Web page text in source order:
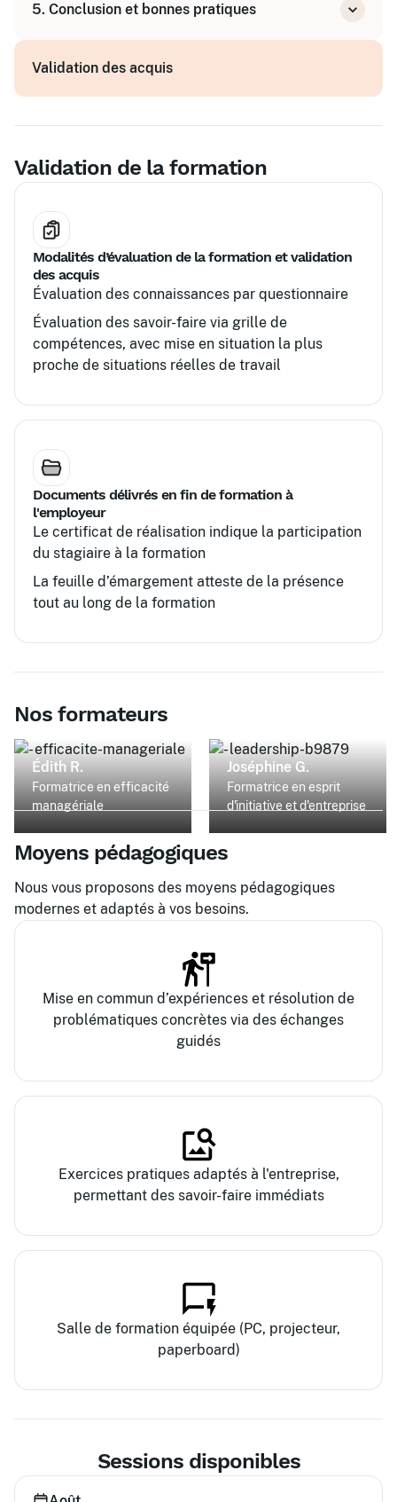
Échanges et retours d'expérience
5. Conclusion et bonnes pratiques
Conseils pour poursuivre l'apprentissage
Validation des acquis
Validation de la formation
Modalités d’évaluation de la formation et validation
des acquis
Évaluation des connaissances par questionnaire
Évaluation des savoir-faire via grille de
compétences, avec mise en situation la plus
proche de situations réelles de travail
Documents délivrés en fin de formation à
l'employeur
Le certificat de réalisation indique la participation
du stagiaire à la formation
La feuille d’émargement atteste de la présence
tout au long de la formation
Nos formateurs
Édith R.
Formatrice en efficacité
managériale
Joséphine G.
Formatrice en esprit
d'initiative et d'entreprise
Moyens pédagogiques
Nous vous proposons des moyens pédagogiques
modernes et adaptés à vos besoins.
Mise en commun d’expériences et résolution de
problématiques concrètes via des échanges
guidés
Exercices pratiques adaptés à l'entreprise,
permettant des savoir-faire immédiats
Salle de formation équipée (PC, projecteur,
paperboard)
Sessions disponibles